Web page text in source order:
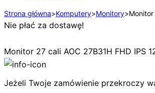
Strona główna>Komputery>Monitory>Monitor
Nie płać za dostawę!
Monitor 27 cali AOC 27B31H FHD IPS
Jeżeli Twoje zamówienie przekroczy